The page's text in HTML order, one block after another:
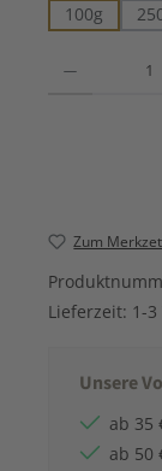
100g
Zum
Lieferzeit: 1-3
Unsere
ab 35
ab 50